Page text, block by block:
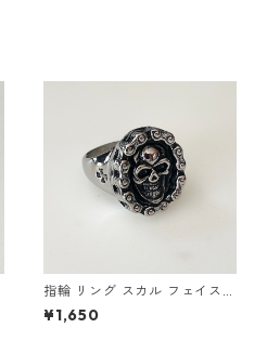
指輪 リング スカル フェイスチ
ェーン ドクロ 髑髏 パンク ロ
ック クロス メンズアクセサリ
¥1,650